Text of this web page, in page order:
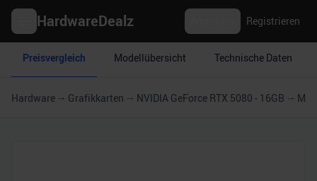
HardwareDealz Registrieren
Preisvergleich Modellübersicht Technische Daten
Hardware Grafikkarten NVIDIA GeForce RTX 5080 - 16GB